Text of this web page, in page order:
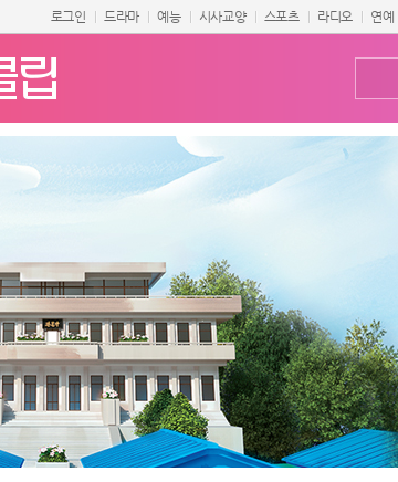
로그인 드라마 예능 시사교양 스포츠 라디오 연예